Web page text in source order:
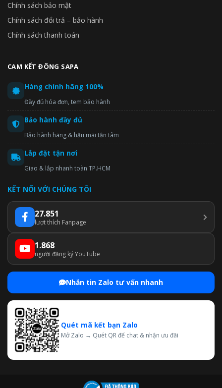
Chính sách bảo mật
Chính sách đổi trả – bảo hành
Chính sách thanh toán
CAM KẾT ĐÔNG SAPA
Hàng chính hãng 100%
Đầy đủ hóa đơn, tem bảo hành
Bảo hành đầy đủ
Bảo hành hãng & hậu mãi tận tâm
Lắp đặt tận nơi
Giao & lắp nhanh toàn TP.HCM
KẾT NỐI VỚI CHÚNG TÔI
27.851
lượt thích Fanpage
1.868
người đăng ký YouTube
Nhắn tin Zalo tư vấn nhanh
Quét mã kết bạn Zalo
Mở Zalo → Quét QR để chat & nhận ưu đãi